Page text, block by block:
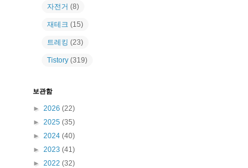
자전거 (8)
재테크 (15)
트레킹 (23)
Tistory (319)
보관함
► 2026 (22)
► 2025 (35)
► 2024 (40)
► 2023 (41)
► 2022 (32)